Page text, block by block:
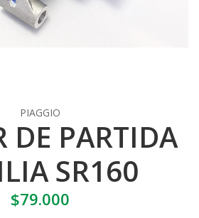
PIAGGIO
DE PARTIDA
SR160
$79.000